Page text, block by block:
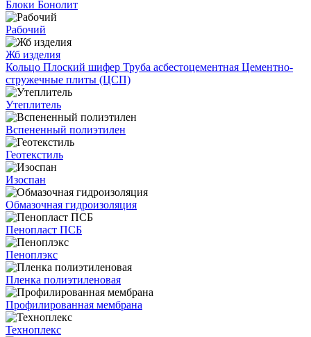
Блоки Бонолит
Рабочий
Жб изделия
Кольцо Плоский шифер Труба асбестоцементная Цементно-
стружечные плиты (ЦСП)
Утеплитель
Вспененный полиэтилен
Геотекстиль
Изоспан
Обмазочная гидроизоляция
Пенопласт ПСБ
Пеноплэкс
Пленка полиэтиленовая
Профилированная мембрана
Техноплекс